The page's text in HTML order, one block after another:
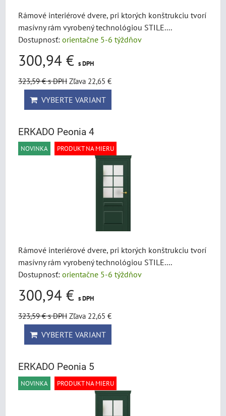
Rámové interiérové dvere, pri ktorých konštrukciu tvorí
masívny rám vyrobený technológiou STILE....
Dostupnosť: orientačne 5-6 týždňov
300,94 € s DPH
323,59 €s DPH Zľava 22,65 €
VYBERTE VARIANT
ERKADO Peonia 4
NOVINKA PRODUKT NA MIERU
Rámové interiérové dvere, pri ktorých konštrukciu tvorí
masívny rám vyrobený technológiou STILE....
Dostupnosť: orientačne 5-6 týždňov
300,94 € s DPH
323,59 €s DPH Zľava 22,65 €
VYBERTE VARIANT
ERKADO Peonia 5
NOVINKA PRODUKT NA MIERU